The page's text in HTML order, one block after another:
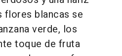
flores blancas se
verde, los
toque de fruta